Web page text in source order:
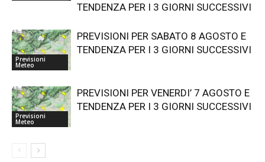
TENDENZA PER I 3 GIORNI SUCCESSIVI
Previsioni
Meteo
PREVISIONI PER SABATO 8 AGOSTO E
TENDENZA PER I 3 GIORNI SUCCESSIVI
Previsioni
Meteo
PREVISIONI PER VENERDI’ 7 AGOSTO E
TENDENZA PER I 3 GIORNI SUCCESSIVI